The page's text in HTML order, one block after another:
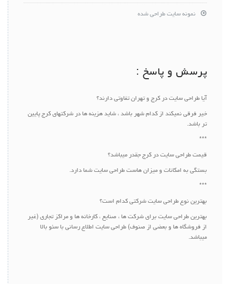
نمونه سایت طراحی شده
پرسش و پاسخ :
آیا طراحی سایت در کرج و تهران تفاوتی دارند؟
خیر فرقی نمیکند از کدام شهر باشد ، شاید هزینه ها در شرکتهای کرج پایین
تر باشد.
***
قیمت طراحی سایت در کرج جقدر میباشد؟
بستگی به امکانات و میزان هاست طراحی سایت شما دارد.
***
بهترین نوع طراحی سایت شرکتی کدام است؟
بهترین طراحی سایت برای شرکت ها ، صنایع ، کارخانه ها و مراکز تجاری (غیر
از فروشگاه ها و بعضی از صنوف) طراحی سایت اطلاع رسانی با سئو بالا
میباشد.